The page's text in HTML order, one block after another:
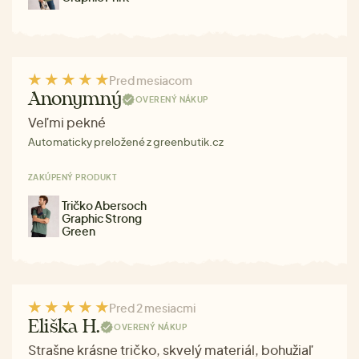
Pred mesiacom
Anonymný OVERENÝ NÁKUP
Veľmi pekné
Automaticky preložené z greenbutik.cz
ZAKÚPENÝ PRODUKT
Tričko Abersoch
Graphic Strong
Green
Pred 2 mesiacmi
Eliška H. OVERENÝ NÁKUP
Strašne krásne tričko, skvelý materiál, bohužiaľ